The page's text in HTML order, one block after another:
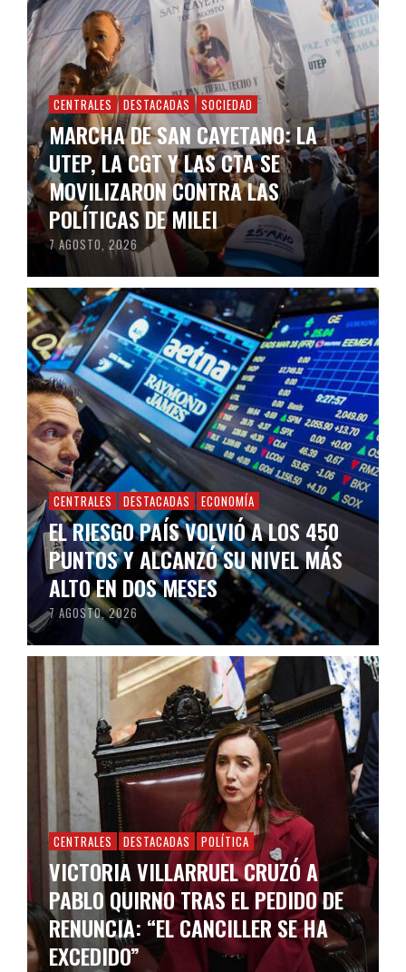
CENTRALES DESTACADAS SOCIEDAD
MARCHA DE SAN CAYETANO: LA
UTEP, LA CGT Y LAS CTA SE
MOVILIZARON CONTRA LAS
POLÍTICAS DE MILEI
7 AGOSTO, 2026
CENTRALES DESTACADAS ECONOMÍA
EL RIESGO PAÍS VOLVIÓ A LOS 450
PUNTOS Y ALCANZÓ SU NIVEL MÁS
ALTO EN DOS MESES
7 AGOSTO, 2026
CENTRALES DESTACADAS POLÍTICA
VICTORIA VILLARRUEL CRUZÓ A
PABLO QUIRNO TRAS EL PEDIDO DE
RENUNCIA: “EL CANCILLER SE HA
EXCEDIDO”